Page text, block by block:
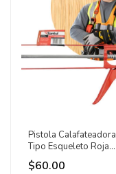
Pistola Calafateadora
Tipo Esqueleto Roja
Santul T4642
$60.00